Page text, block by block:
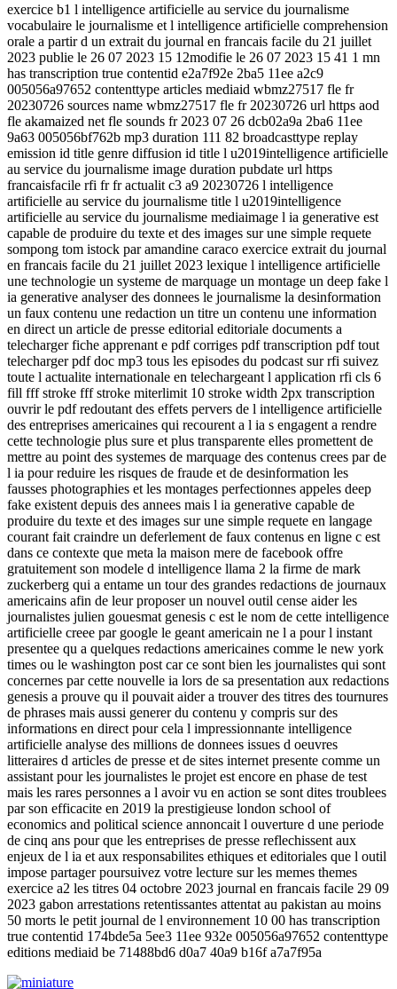
exercice b1 l intelligence artificielle au service du journalisme
vocabulaire le journalisme et l intelligence artificielle comprehension
orale a partir d un extrait du journal en francais facile du 21 juillet
2023 publie le 26 07 2023 15 12modifie le 26 07 2023 15 41 1 mn
has transcription true contentid e2a7f92e 2ba5 11ee a2c9
005056a97652 contenttype articles mediaid wbmz27517 fle fr
20230726 sources name wbmz27517 fle fr 20230726 url https aod
fle akamaized net fle sounds fr 2023 07 26 dcb02a9a 2ba6 11ee
9a63 005056bf762b mp3 duration 111 82 broadcasttype replay
emission id title genre diffusion id title l u2019intelligence artificielle
au service du journalisme image duration pubdate url https
francaisfacile rfi fr fr actualit c3 a9 20230726 l intelligence
artificielle au service du journalisme title l u2019intelligence
artificielle au service du journalisme mediaimage l ia generative est
capable de produire du texte et des images sur une simple requete
sompong tom istock par amandine caraco exercice extrait du journal
en francais facile du 21 juillet 2023 lexique l intelligence artificielle
une technologie un systeme de marquage un montage un deep fake l
ia generative analyser des donnees le journalisme la desinformation
un faux contenu une redaction un titre un contenu une information
en direct un article de presse editorial editoriale documents a
telecharger fiche apprenant e pdf corriges pdf transcription pdf tout
telecharger pdf doc mp3 tous les episodes du podcast sur rfi suivez
toute l actualite internationale en telechargeant l application rfi cls 6
fill fff stroke fff stroke miterlimit 10 stroke width 2px transcription
ouvrir le pdf redoutant des effets pervers de l intelligence artificielle
des entreprises americaines qui recourent a l ia s engagent a rendre
cette technologie plus sure et plus transparente elles promettent de
mettre au point des systemes de marquage des contenus crees par de
l ia pour reduire les risques de fraude et de desinformation les
fausses photographies et les montages perfectionnes appeles deep
fake existent depuis des annees mais l ia generative capable de
produire du texte et des images sur une simple requete en langage
courant fait craindre un deferlement de faux contenus en ligne c est
dans ce contexte que meta la maison mere de facebook offre
gratuitement son modele d intelligence llama 2 la firme de mark
zuckerberg qui a entame un tour des grandes redactions de journaux
americains afin de leur proposer un nouvel outil cense aider les
journalistes julien gouesmat genesis c est le nom de cette intelligence
artificielle creee par google le geant americain ne l a pour l instant
presentee qu a quelques redactions americaines comme le new york
times ou le washington post car ce sont bien les journalistes qui sont
concernes par cette nouvelle ia lors de sa presentation aux redactions
genesis a prouve qu il pouvait aider a trouver des titres des tournures
de phrases mais aussi generer du contenu y compris sur des
informations en direct pour cela l impressionnante intelligence
artificielle analyse des millions de donnees issues d oeuvres
litteraires d articles de presse et de sites internet presente comme un
assistant pour les journalistes le projet est encore en phase de test
mais les rares personnes a l avoir vu en action se sont dites troublees
par son efficacite en 2019 la prestigieuse london school of
economics and political science annoncait l ouverture d une periode
de cinq ans pour que les entreprises de presse reflechissent aux
enjeux de l ia et aux responsabilites ethiques et editoriales que l outil
impose partager poursuivez votre lecture sur les memes themes
exercice a2 les titres 04 octobre 2023 journal en francais facile 29 09
2023 gabon arrestations retentissantes attentat au pakistan au moins
50 morts le petit journal de l environnement 10 00 has transcription
true contentid 174bde5a 5ee3 11ee 932e 005056a97652 contenttype
editions mediaid be 71488bd6 d0a7 40a9 b16f a7a7f95a